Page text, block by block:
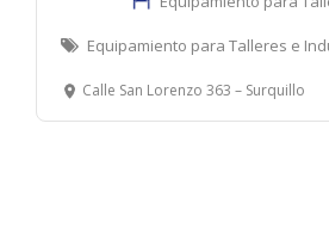
Equipamiento para Talleres e
Calle San Lorenzo 363 – Surquillo